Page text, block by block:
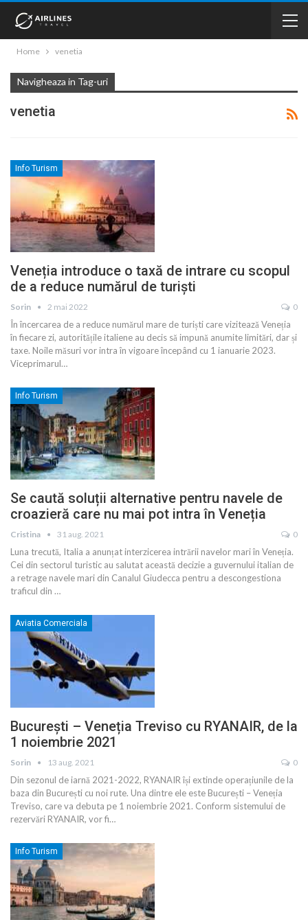
Home venetia
Navigheaza in Tag-uri
venetia
Info Turism
Veneția introduce o taxă de intrare cu scopul
de a reduce numărul de turiști
Sorin 2 mai 2022 0
În încercarea de a reduce numărul mare de turiști care vizitează Veneția
în fiecare zi, autoritățile italiene au decis să impună anumite limitări, dar și
taxe. Noile măsuri vor intra în vigoare începând cu 1 ianuarie 2023.
Viceprimarul…
Info Turism
Se caută soluții alternative pentru navele de
croazieră care nu mai pot intra în Veneția
Cristina 31 aug. 2021 0
Luna trecută, Italia a anunțat interzicerea intrării navelor mari în Veneția.
Cei din sectorul turistic au salutat această decizie a guvernului italian de
a retrage navele mari din Canalul Giudecca pentru a descongestiona
traficul din …
Aviatia Comerciala
București – Veneția Treviso cu RYANAIR, de la
1 noiembrie 2021
Sorin 13 aug. 2021 0
Din sezonul de iarnă 2021-2022, RYANAIR își extinde operațiunile de la
baza din București cu noi rute. Una dintre ele este București – Veneția
Treviso, care va debuta pe 1 noiembrie 2021. Conform sistemului de
rezervări RYANAIR, vor fi…
Info Turism